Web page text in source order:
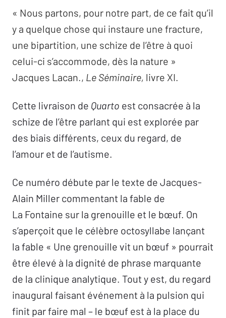
L’orientation lacanienne
Psychanalyse de la grenouille –Jacques-Alain
Miller
L’image et le regard
Séduction et leurre –Neus Carbonell
Masques du féminin –Nathalie Laceur
Beauté et regard –Laure Naveau
La préférence pour l’image –
Clinique
Choisir ma peau –Anne Béraud
Regard de Méduse –Réginald Blanchet
Je ne suis pas là –Sam Calmeyn
Sous le microscope –Ruzanna Hakobyan
Monsieur Photopoulos – Despina Karagianni
De l’amour
Les amours douloureuses –
Patricia Bosquin-
« Nous partons, pour notre part, de ce fait qu’il
y a quelque chose qui instaure une fracture,
une bipartition, une schize de l’être à quoi
celui-ci s’accommode, dès la nature »
Jacques Lacan., Le Séminaire, livre XI.
Cette livraison de Quarto est consacrée à la
schize de l’être parlant qui est explorée par
des biais différents, ceux du regard, de
l’amour et de l’autisme.
Ce numéro débute par le texte de Jacques-
Alain Miller commentant la fable de
La Fontaine sur la grenouille et le bœuf. On
s’aperçoit que le célèbre octosyllabe lançant
la fable « Une grenouille vit un bœuf » pourrait
être élevé à la dignité de phrase marquante
de la clinique analytique. Tout y est, du regard
inaugural faisant événement à la pulsion qui
finit par faire mal – le bœuf est à la place du